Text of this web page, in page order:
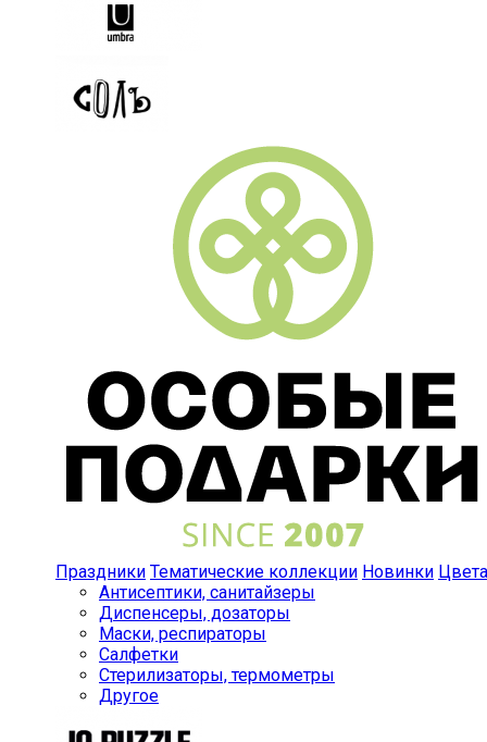
Праздники Тематические коллекции Новинки Цвета
Антисептики, санитайзеры
Диспенсеры, дозаторы
Маски, респираторы
Салфетки
Стерилизаторы, термометры
Другое